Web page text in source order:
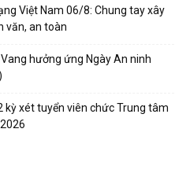
Việt Nam 06/8: Chung tay xây
văn, an toàn
hưởng ứng Ngày An ninh
kỳ xét tuyển viên chức Trung tâm